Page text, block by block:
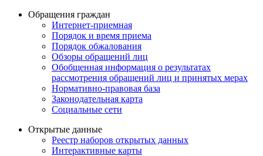
Обращения граждан
Интернет-приемная
Порядок и время приема
Порядок обжалования
Обзоры обращений лиц
Обобщенная информация о результатах
рассмотрения обращений лиц и принятых мерах
Нормативно-правовая база
Законодательная карта
Социальные сети
Открытые данные
Реестр наборов открытых данных
Интерактивные карты